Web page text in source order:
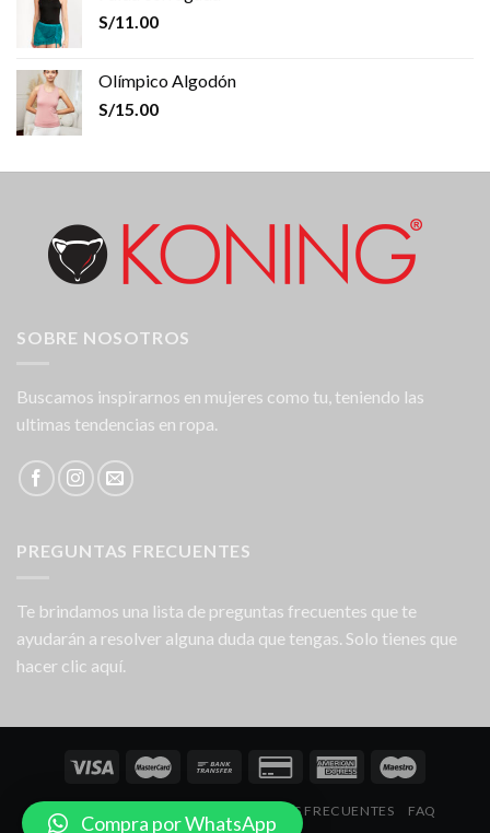
S/11.00
Olímpico Algodón
S/15.00
SOBRE NOSOTROS
Buscamos inspirarnos en mujeres como tu, teniendo las
ultimas tendencias en ropa.
PREGUNTAS FRECUENTES
Te brindamos una lista de preguntas frecuentes que te
ayudarán a resolver alguna duda que tengas. Solo tienes que
hacer clic aquí.
NOSOTROS PREGUNTAS FRECUENTES FAQ
Compra por WhatsApp